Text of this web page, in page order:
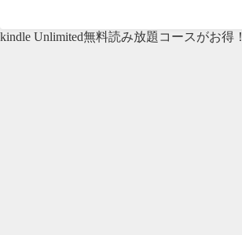
kindle Unlimited無料読み放題コースがお得！